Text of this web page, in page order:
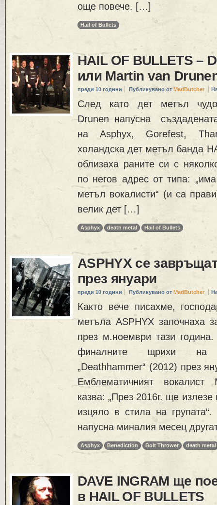
още повече. […]
Hail of Bullets
HAIL OF BULLETS –
или Martin van
преди 10 години Публикувано от MadButcher
След като дет метъл
Drunen напусна
на Asphyx, Gorefest,
холандска дет метъл банда
облизаха раните си с
по негов адрес от типа:
метъл вокалисти“ (и са
велик дет […]
Asphyx death metal Hail of Bullets
ASPHYX се
през януари
преди 10 години Публикувано от MadButcher
Както вече писахме,
метъла ASPHYX започнаха
през м.ноември тази
финалните щрихи на
„Deathhammer“ (2012) през
Емблематичният
казва: „През 2016г. ще
изцяло в стила на
напусна миналия месец
Asphyx Benediction Bolt Thrower death metal
DAVE INGRAM ще
в HAIL OF BULLETS